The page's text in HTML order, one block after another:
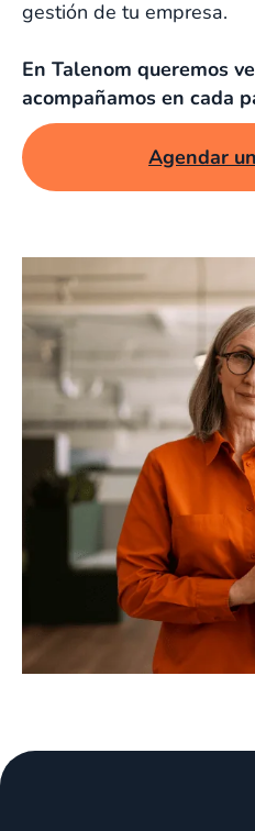
gestión de tu empresa.
En Talenom queremos
acompañamos en cada
Agendar